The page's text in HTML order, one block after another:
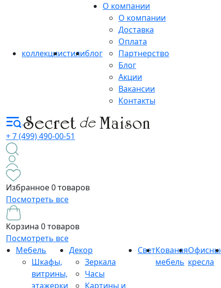
коллекциистилиблог
О компании
О компании
Доставка
Оплата
Партнерство
Блог
Акции
Вакансии
Контакты
+ 7 (499) 490-00-51
Избранное0 товаров
Посмотреть все
Корзина 0 товаров
Посмотреть все
Мебель
Шкафы,
витрины,
этажерки
Декор
Зеркала
Часы
Картины и
СветКованая
мебель кресла